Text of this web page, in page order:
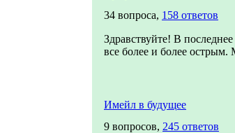
34 вопроса, 158 ответов
Здравствуйте! В
все более и более
Имейл в будущее
9 вопросов, 245 ответов